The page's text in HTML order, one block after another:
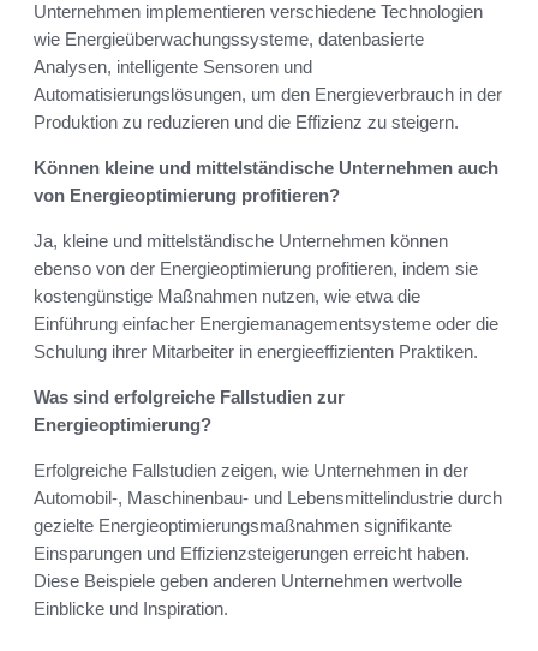
Unternehmen implementieren verschiedene Technologien
wie Energieüberwachungssysteme, datenbasierte
Analysen, intelligente Sensoren und
Automatisierungslösungen, um den Energieverbrauch in der
Produktion zu reduzieren und die Effizienz zu steigern.
Können kleine und mittelständische Unternehmen auch
von Energieoptimierung profitieren?
Ja, kleine und mittelständische Unternehmen können
ebenso von der Energieoptimierung profitieren, indem sie
kostengünstige Maßnahmen nutzen, wie etwa die
Einführung einfacher Energiemanagementsysteme oder die
Schulung ihrer Mitarbeiter in energieeffizienten Praktiken.
Was sind erfolgreiche Fallstudien zur
Energieoptimierung?
Erfolgreiche Fallstudien zeigen, wie Unternehmen in der
Automobil-, Maschinenbau- und Lebensmittelindustrie durch
gezielte Energieoptimierungsmaßnahmen signifikante
Einsparungen und Effizienzsteigerungen erreicht haben.
Diese Beispiele geben anderen Unternehmen wertvolle
Einblicke und Inspiration.